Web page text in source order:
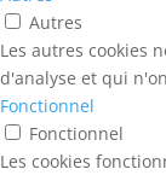
Autres
Les autres cookies
d'analyse et qui
Fonctionnel
Fonctionnel
Les cookies